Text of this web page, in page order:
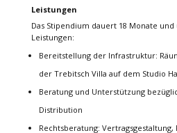
Leistungen
Das Stipendium dauert 18 Monate
Leistungen:
Bereitstellung der Infrastruktur:
der Trebitsch Villa auf dem Studio
Beratung und Unterstützung
Distribution
Rechtsberatung: